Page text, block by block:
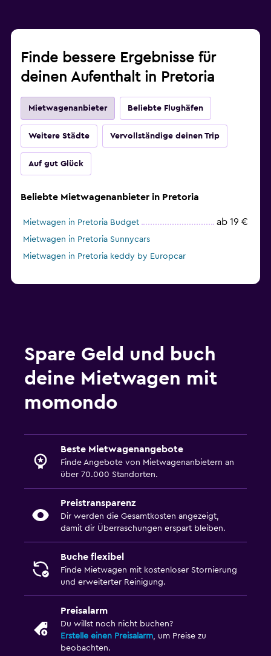
Finde bessere Ergebnisse für
deinen Aufenthalt in Pretoria
Mietwagenanbieter Beliebte Flughäfen
Weitere Städte Vervollständige deinen Trip
Auf gut Glück
Beliebte Mietwagenanbieter in Pretoria
Mietwagen in Pretoria Budget ab 19 €
Mietwagen in Pretoria Sunnycars
Mietwagen in Pretoria keddy by Europcar
Spare Geld und buch
deine Mietwagen mit
momondo
Beste Mietwagenangebote
Finde Angebote von Mietwagenanbietern an
über 70.000 Standorten.
Preistransparenz
Dir werden die Gesamtkosten angezeigt,
damit dir Überraschungen erspart bleiben.
Buche flexibel
Finde Mietwagen mit kostenloser Stornierung
und erweiterter Reinigung.
Preisalarm
Du willst noch nicht buchen?
Erstelle einen Preisalarm, um Preise zu
beobachten.